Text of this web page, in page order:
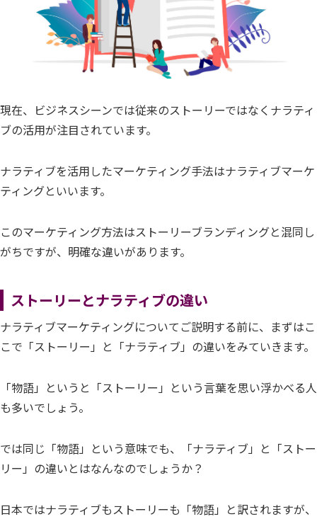
現在、ビジネスシーンでは従来のストーリーではなくナラティ
ブの活用が注目されています。
ナラティブを活用したマーケティング手法はナラティブマーケ
ティングといいます。
このマーケティング方法はストーリーブランディングと混同し
がちですが、明確な違いがあります。
ストーリーとナラティブの違い
ナラティブマーケティングについてご説明する前に、まずはこ
こで「ストーリー」と「ナラティブ」の違いをみていきます。
「物語」というと「ストーリー」という言葉を思い浮かべる人
も多いでしょう。
では同じ「物語」という意味でも、「ナラティブ」と「ストー
リー」の違いとはなんなのでしょうか？
日本ではナラティブもストーリーも「物語」と訳されますが、